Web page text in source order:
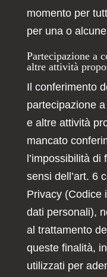
momento per
per una o
Partecipazione a
altre attività
Il conferimento
partecipazione
e altre attività
mancato
l’impossibilità
sensi dell’art. 6
Privacy (Codice
dati personali),
al trattamento
queste finalità,
utilizzati per